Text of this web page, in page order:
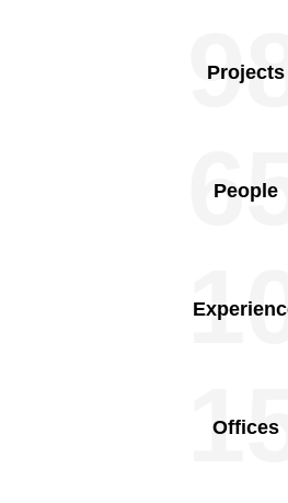
98
Projects
65
People
15
Offices